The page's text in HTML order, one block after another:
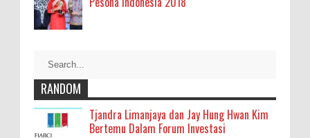
RANDOM
Tjandra Limanjaya dan Jay Hung Hwan Kim
Bertemu Dalam Forum Investasi